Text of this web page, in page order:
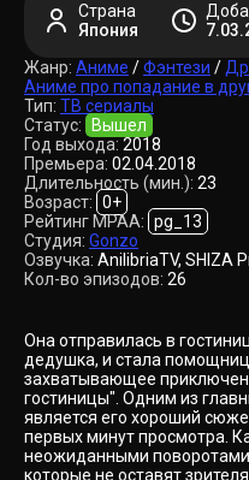
Страна
Япония
Жанр: Аниме /Фэнтези /
Аниме про попадание в
Тип: ТВ сериалы
Статус:
Вышел
Год выхода: 2018
Премьера: 02.04.2018
Длительность (мин.): 23
Возраст: 0+
Рейтинг MPAA: pg_13
Студия: Gonzo
Озвучка: AnilibriaTV, SHIZA
Кол-во эпизодов: 26
Она отправилась в
дедушка, и стала
захватывающее
гостиницы". Одним из
является его хороший
первых минут просмотра.
неожиданными
которые не оставят